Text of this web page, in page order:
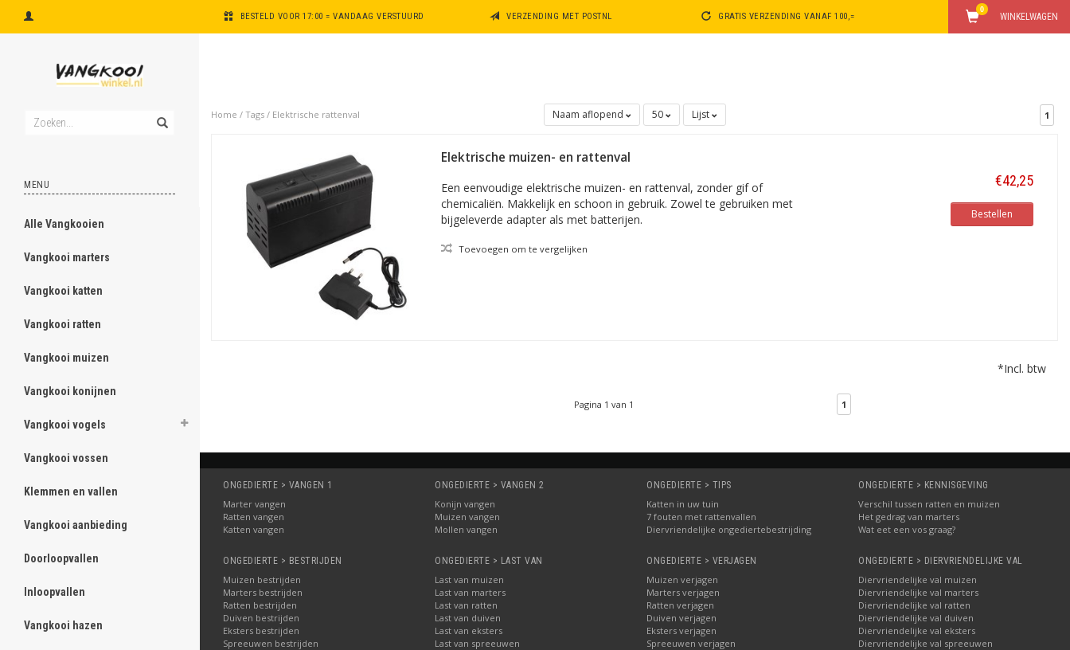
BESTELD VOOR 17:00 = VANDAAG VERSTUURD VERZENDING MET POSTNL GRATIS VERZENDING VANAF 100,= WINKELWAGEN
0
MENU
Alle Vangkooien
Vangkooi marters
Vangkooi katten
Vangkooi ratten
Vangkooi muizen
Vangkooi konijnen
Vangkooi vogels
Vangkooi vossen
Klemmen en vallen
Vangkooi aanbieding
Doorloopvallen
Inloopvallen
Vangkooi hazen
ghost
ghost
ghost
ghost
ghost
ghost
ghost
ghost
ghost
ghost
ghost
ghost
ghost
Home / Tags / Elektrische rattenval Naam aflopend 50 Lijst 1
Elektrische muizen- en rattenval
Een eenvoudige elektrische muizen- en rattenval, zonder gif of
chemicaliën. Makkelijk en schoon in gebruik. Zowel te gebruiken met
bijgeleverde adapter als met batterijen.
Toevoegen om te vergelijken
€42,25
Bestellen
*Incl. btw
Pagina 1 van 1 1
ONGEDIERTE > VANGEN 1
Marter vangen
Ratten vangen
Katten vangen
ONGEDIERTE > VANGEN 2
Konijn vangen
Muizen vangen
Mollen vangen
ONGEDIERTE > TIPS
Katten in uw tuin
7 fouten met rattenvallen
Diervriendelijke ongediertebestrijding
ONGEDIERTE > KENNISGEVING
Verschil tussen ratten en muizen
Het gedrag van marters
Wat eet een vos graag?
ONGEDIERTE > BESTRIJDEN
Muizen bestrijden
Marters bestrijden
Ratten bestrijden
Duiven bestrijden
Eksters bestrijden
Spreeuwen bestrijden
ONGEDIERTE > LAST VAN
Last van muizen
Last van marters
Last van ratten
Last van duiven
Last van eksters
Last van spreeuwen
ONGEDIERTE > VERJAGEN
Muizen verjagen
Marters verjagen
Ratten verjagen
Duiven verjagen
Eksters verjagen
Spreeuwen verjagen
ONGEDIERTE > DIERVRIENDELIJKE VAL
Diervriendelijke val muizen
Diervriendelijke val marters
Diervriendelijke val ratten
Diervriendelijke val duiven
Diervriendelijke val eksters
Diervriendelijke val spreeuwen